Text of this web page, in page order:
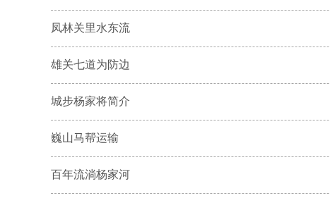
凤林关里水东流
雄关七道为防边
城步杨家将简介
巍山马帮运输
百年流淌杨家河